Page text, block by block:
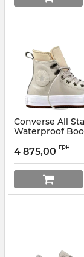
Converse All
Waterproof
4 875,00 грн